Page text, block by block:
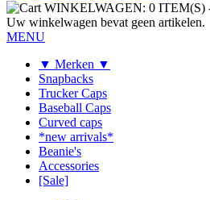
WINKELWAGEN: 0 ITEM(S)
Uw winkelwagen bevat geen artikelen.
MENU
▼ Merken ▼
Snapbacks
Trucker Caps
Baseball Caps
Curved caps
*new arrivals*
Beanie's
Accessories
[Sale]